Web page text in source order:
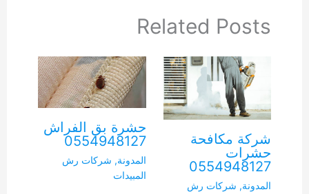
Related Posts
شركة مكافحة
حشرات
0554948127
المدونة, شركات رش
حشرة بق الفراش
0554948127
المدونة, شركات رش
المبيدات